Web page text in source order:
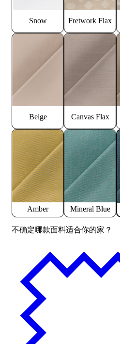
Snow Fretwork Flax
Beige Canvas Flax
Amber Mineral Blue
不确定哪款面料适合你的家？